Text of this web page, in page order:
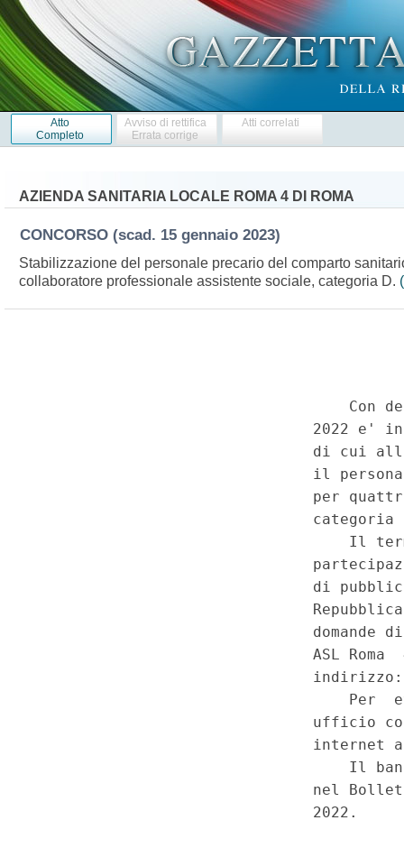
Atto
Completo
Avviso di rettifica
Errata corrige
Atti correlati
AZIENDA SANITARIA LOCALE ROMA 4 DI ROMA
CONCORSO (scad. 15 gennaio 2023)
Stabilizzazione del personale precario del comparto
collaboratore professionale assistente sociale, categoria D.